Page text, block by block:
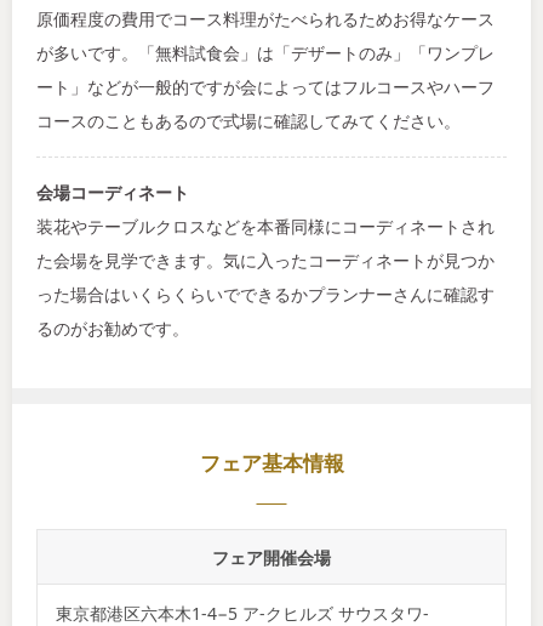
原価程度の費用でコース料理がたべられるためお得なケース
が多いです。「無料試食会」は「デザートのみ」「ワンプレ
ート」などが一般的ですが会によってはフルコースやハーフ
コースのこともあるので式場に確認してみてください。
会場コーディネート
装花やテーブルクロスなどを本番同様にコーディネートされ
た会場を見学できます。気に入ったコーディネートが見つか
った場合はいくらくらいでできるかプランナーさんに確認す
るのがお勧めです。
フェア基本情報
フェア開催会場
東京都港区六本木1-4−5 ア-クヒルズ サウスタワ-